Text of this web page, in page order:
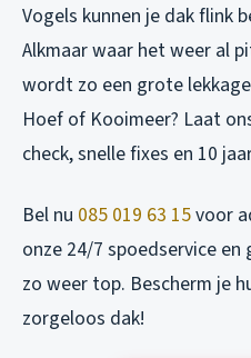
Vogels kunnen je dak flink
Alkmaar waar het weer al
wordt zo een grote
Hoef of Kooimeer? Laat
check, snelle fixes en 10
Bel nu 085 019 63 15voor
onze 24/7 spoedservice
zo weer top. Bescherm je
zorgeloos dak!